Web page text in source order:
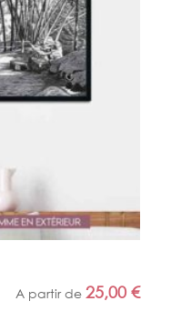
A partir de 25,00€